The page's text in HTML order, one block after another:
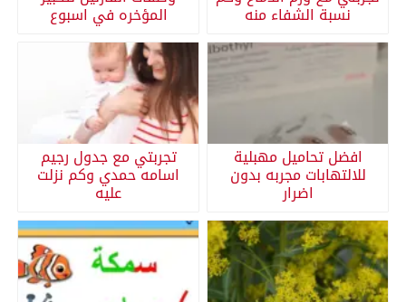
نسبة الشفاء منه المؤخره في اسبوع
افضل تحاميل مهبلية
للالتهابات مجربه بدون
اضرار
تجربتي مع جدول رجيم
اسامه حمدي وكم نزلت
عليه